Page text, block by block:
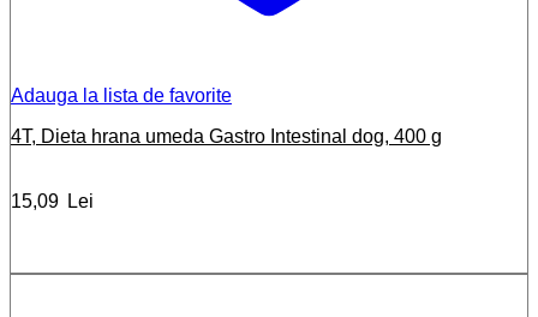
Adauga la lista de favorite
4T, Dieta hrana umeda Gastro Intestinal dog, 400 g
15,09 Lei